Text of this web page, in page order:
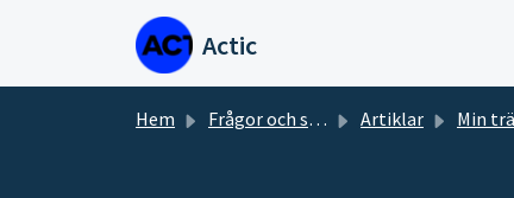
Hoppa över till huvudinnehåll
Actic
Hem Frågor och svar Artiklar Min